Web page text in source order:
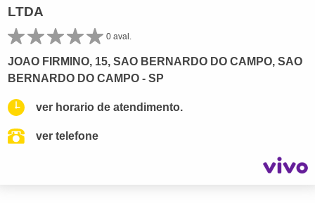
LTDA
0 aval.
JOAO FIRMINO, 15, SAO BERNARDO DO CAMPO, SAO
BERNARDO DO CAMPO - SP
ver horario de atendimento.
ver telefone